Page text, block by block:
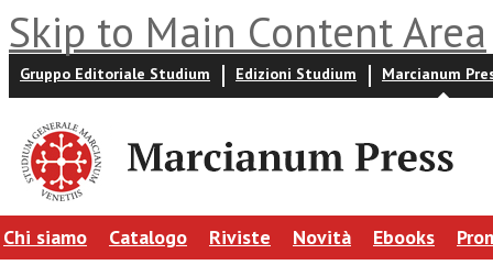
Skip to Main Content Area
Gruppo Editoriale Studium Edizioni Studium Marcianum
Chi siamo Catalogo Riviste Novità Ebooks